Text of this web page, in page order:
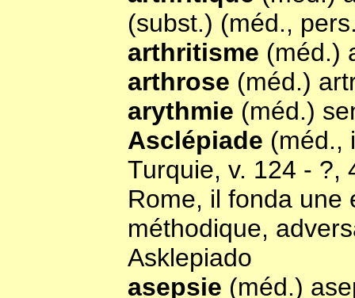
(subst.) (méd.,
arthritisme (méd.)
arthrose (méd.)
arythmie (méd.)
Asclépiade (méd.,
Turquie, v. 124 - ?,
Rome, il fonda une
méthodique,
Asklepiado
asepsie (méd.)